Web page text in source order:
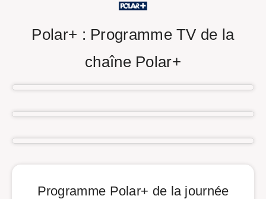
Polar+ : Programme TV de la
chaîne Polar+
Programme Polar+ de la journée